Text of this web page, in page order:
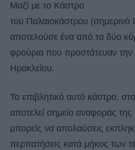
Μαζί με το Κάστρο
του Παλαιοκάστρου (σημερινό
αποτελούσε ένα από τα δύο
φρούρια που προστάτευαν την
Ηρακλείου.
Το επιβλητικό αυτό κάστρο,
αποτελεί σημείο αναφοράς
μπορείς να απολαύσεις
περπατήσεις κατά μήκος των